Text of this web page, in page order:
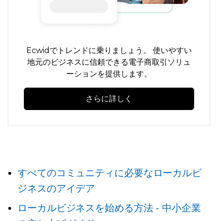
Ecwidでトレンドに乗りましょう。 使いやすい
地元のビジネスに信頼できる電子商取引ソリュ
ーションを提供します。
さらに詳しく
すべてのコミュニティに必要なローカルビ
ジネスのアイデア
ローカルビジネスを始める方法 - 中小企業